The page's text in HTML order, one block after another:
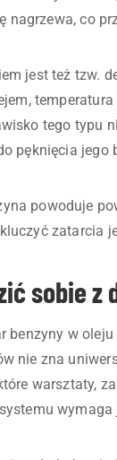
nagrzewa, co
jest też tzw.
tego typu
pęknięcia jego
powoduje
zatarcia
sobie z
benzyny w
nie zna
warsztaty,